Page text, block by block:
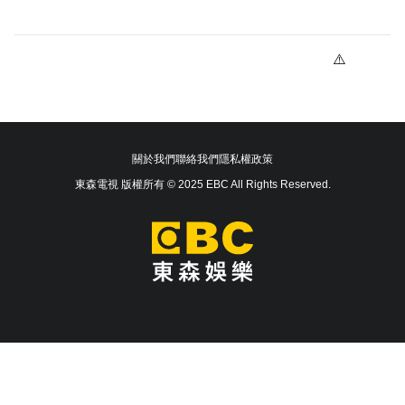
關於我們聯絡我們隱私權政策
東森電視 版權所有 © 2025 EBC All Rights Reserved.